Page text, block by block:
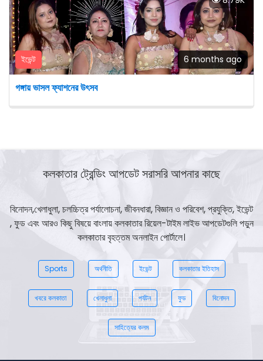
ইভেন্ট 6 months ago
গঙ্গায় ভাসল ফ্যাশনের উৎসব
কলকাতার ট্রেন্ডিং আপডেট সরাসরি আপনার কাছে
বিনোদন,খেলাধুলা, চলচ্চিত্র পর্যালোচনা, জীবনধারা, বিজ্ঞান ও পরিবেশ, প্রযুক্তি, ইভেন্ট
, ফুড এবং আরও কিছু বিষয়ে বাংলায় কলকাতার রিয়েল-টাইম লাইভ আপডেটগুলি পড়ুন
কলকাতার বৃহত্তম অনলাইন পোর্টালে।
Sports অর্থনীতি ইভেন্ট কলকাতার ইতিহাস
খবরে কলকাতা খেলাধুলা পর্যটন ফুড বিনোদন
সাহিত্যের কলম